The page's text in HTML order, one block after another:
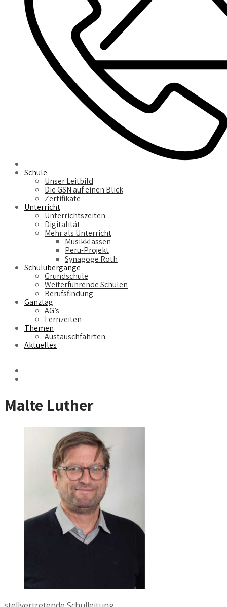
Schule
Unser Leitbild
Die GSN auf einen Blick
Zertifikate
Unterricht
Unterrichtszeiten
Digitalität
Mehr als Unterricht
Musikklassen
Peru-Projekt
Synagoge Roth
Schulübergänge
Grundschule
Weiterführende Schulen
Berufsfindung
Ganztag
AG’s
Lernzeiten
Themen
Austauschfahrten
Aktuelles
Malte Luther